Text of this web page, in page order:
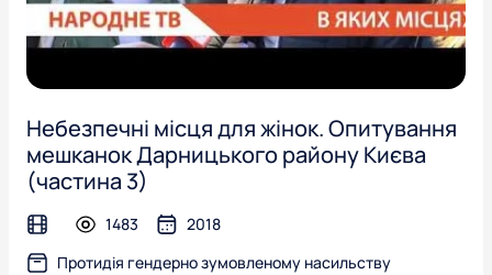
Небезпечні місця для жінок. Опитування
мешканок Дарницького району Києва
(частина 3)
video 1483
2018
Протидія гендерно зумовленому насильству